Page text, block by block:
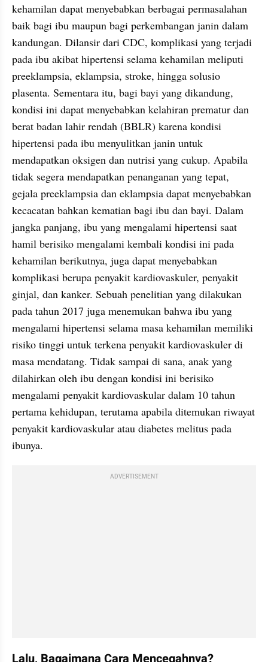
kehamilan dapat menyebabkan berbagai permasalahan
baik bagi ibu maupun bagi perkembangan janin dalam
kandungan. Dilansir dari CDC, komplikasi yang terjadi
pada ibu akibat hipertensi selama kehamilan meliputi
preeklampsia, eklampsia, stroke, hingga solusio
plasenta. Sementara itu, bagi bayi yang dikandung,
kondisi ini dapat menyebabkan kelahiran prematur dan
berat badan lahir rendah (BBLR) karena kondisi
hipertensi pada ibu menyulitkan janin untuk
mendapatkan oksigen dan nutrisi yang cukup. Apabila
tidak segera mendapatkan penanganan yang tepat,
gejala preeklampsia dan eklampsia dapat menyebabkan
kecacatan bahkan kematian bagi ibu dan bayi. Dalam
jangka panjang, ibu yang mengalami hipertensi saat
hamil berisiko mengalami kembali kondisi ini pada
kehamilan berikutnya, juga dapat menyebabkan
komplikasi berupa penyakit kardiovaskuler, penyakit
ginjal, dan kanker. Sebuah penelitian yang dilakukan
pada tahun 2017 juga menemukan bahwa ibu yang
mengalami hipertensi selama masa kehamilan memiliki
risiko tinggi untuk terkena penyakit kardiovaskuler di
masa mendatang. Tidak sampai di sana, anak yang
dilahirkan oleh ibu dengan kondisi ini berisiko
mengalami penyakit kardiovaskular dalam 10 tahun
pertama kehidupan, terutama apabila ditemukan riwayat
penyakit kardiovaskular atau diabetes melitus pada
ibunya.
ADVERTISEMENT